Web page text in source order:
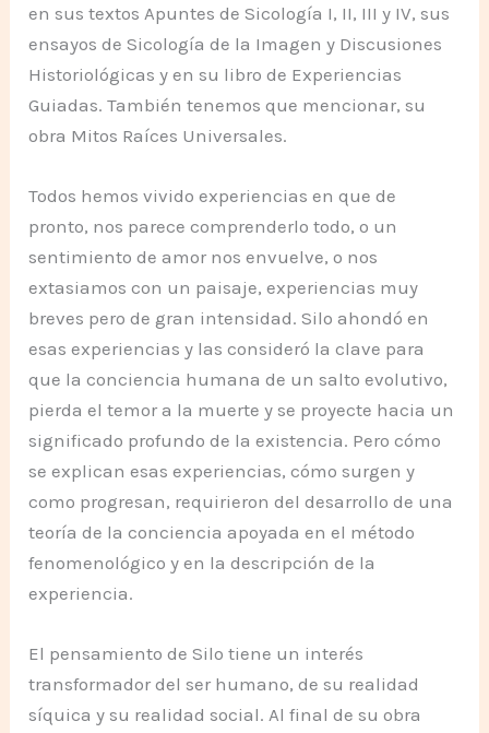
en sus textos Apuntes de Sicología I, II, III y IV, sus
ensayos de Sicología de la Imagen y Discusiones
Historiológicas y en su libro de Experiencias
Guiadas. También tenemos que mencionar, su
obra Mitos Raíces Universales.
Todos hemos vivido experiencias en que de
pronto, nos parece comprenderlo todo, o un
sentimiento de amor nos envuelve, o nos
extasiamos con un paisaje, experiencias muy
breves pero de gran intensidad. Silo ahondó en
esas experiencias y las consideró la clave para
que la conciencia humana de un salto evolutivo,
pierda el temor a la muerte y se proyecte hacia un
significado profundo de la existencia. Pero cómo
se explican esas experiencias, cómo surgen y
como progresan, requirieron del desarrollo de una
teoría de la conciencia apoyada en el método
fenomenológico y en la descripción de la
experiencia.
El pensamiento de Silo tiene un interés
transformador del ser humano, de su realidad
síquica y su realidad social. Al final de su obra